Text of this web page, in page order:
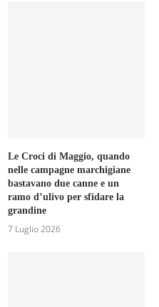
Le Croci di Maggio, quando
nelle campagne marchigiane
bastavano due canne e un
ramo d’ulivo per sfidare la
grandine
7 Luglio 2026